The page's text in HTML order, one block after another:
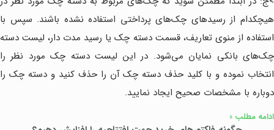
هیچکدام از رسیدهای چک‌های پرداختی استفاده نشده باشند. سپس با
استفاده از منوی تعاریف، قسمت دسته چک یا رسید مدت دار، لیست دسته
چک‌های بانکی نمایان می‌شود. در این لیست دسته چک مورد نظر را
انتخاب نموده و با کلید حذف دسته چک آن را حذف کنید و دسته چک را
دوباره با مشخصات صحیح ایجاد نمایید.
ادامه مطلب »